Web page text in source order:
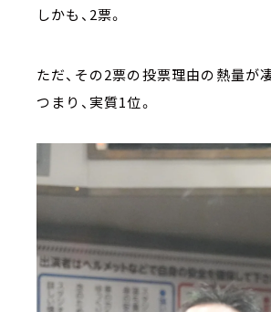
しかも、2票。
ただ、その2票の投票理由の熱量が
つまり、実質1位。